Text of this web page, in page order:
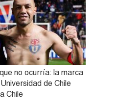
no ocurría: la marca
de Chile
Chile